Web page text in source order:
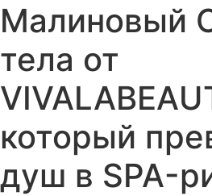
Малиновый
тела от
который
душ в SPA-